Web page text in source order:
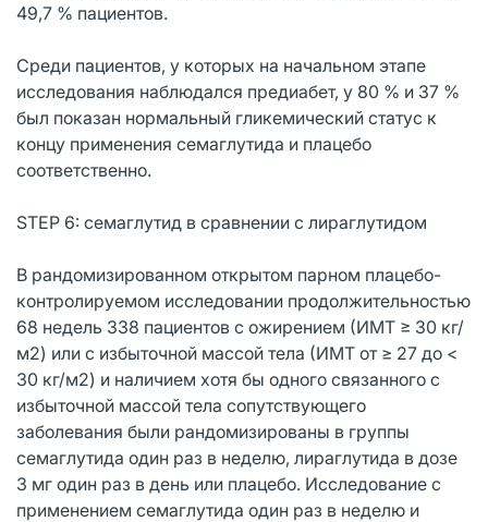
49,7 % пациентов.
Среди пациентов, у которых на начальном этапе
исследования наблюдался предиабет, у 80 % и 37 %
был показан нормальный гликемический статус к
концу применения семаглутида и плацебо
соответственно.
STEP 6: семаглутид в сравнении с лираглутидом
В рандомизированном открытом парном плацебо-
контролируемом исследовании продолжительностью
68 недель 338 пациентов с ожирением (ИМТ ≥ 30 кг/
м2) или с избыточной массой тела (ИМТ от ≥ 27 до <
30 кг/м2) и наличием хотя бы одного связанного с
избыточной массой тела сопутствующего
заболевания были рандомизированы в группы
семаглутида один раз в неделю, лираглутида в дозе
3 мг один раз в день или плацебо. Исследование с
применением семаглутида один раз в неделю и